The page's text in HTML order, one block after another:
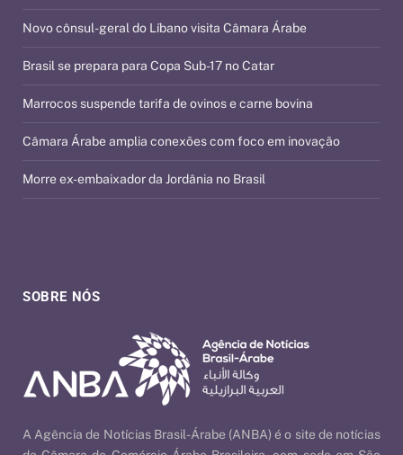
SOBRE NÓS
A Agência de Notícias Brasil-Árabe (ANBA) é o site de notícias
Novo cônsul-geral do Líbano visita Câmara Árabe
Brasil se prepara para Copa Sub-17 no Catar
Marrocos suspende tarifa de ovinos e carne bovina
Câmara Árabe amplia conexões com foco em inovação
Morre ex-embaixador da Jordânia no Brasil